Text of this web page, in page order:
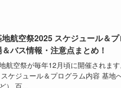
航空祭2025 スケジュール＆
バス情報・注意点まとめ！
航空祭が毎年12月頃に開催されま
ケジュール＆プログラム内容 基地